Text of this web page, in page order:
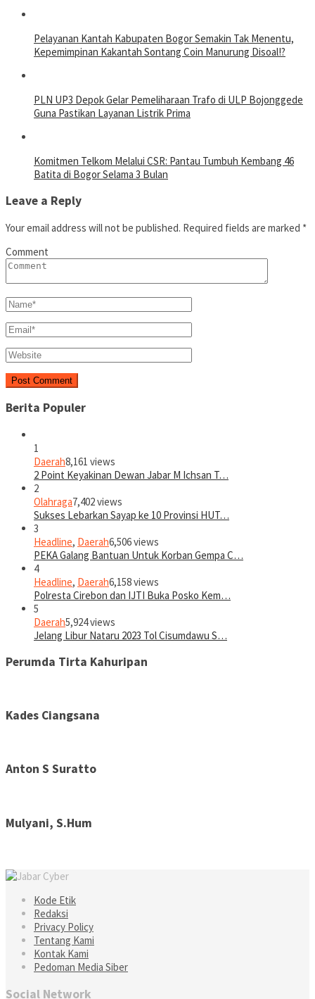
Pelayanan Kantah Kabupaten Bogor Semakin Tak Menentu,
Kepemimpinan Kakantah Sontang Coin Manurung Disoal!?
PLN UP3 Depok Gelar Pemeliharaan Trafo di ULP Bojonggede
Guna Pastikan Layanan Listrik Prima
Komitmen Telkom Melalui CSR: Pantau Tumbuh Kembang 46
Batita di Bogor Selama 3 Bulan
Leave a Reply
Your email address will not be published. Required fields are marked *
Comment
Berita Populer
1
Daerah8,161 views
2 Point Keyakinan Dewan Jabar M Ichsan T…
2
Olahraga7,402 views
Sukses Lebarkan Sayap ke 10 Provinsi HUT…
3
Headline, Daerah6,506 views
PEKA Galang Bantuan Untuk Korban Gempa C…
4
Headline, Daerah6,158 views
Polresta Cirebon dan IJTI Buka Posko Kem…
5
Daerah5,924 views
Jelang Libur Nataru 2023 Tol Cisumdawu S…
Perumda Tirta Kahuripan
Kades Ciangsana
Anton S Suratto
Mulyani, S.Hum
Kode Etik
Redaksi
Privacy Policy
Tentang Kami
Kontak Kami
Pedoman Media Siber
Social Network